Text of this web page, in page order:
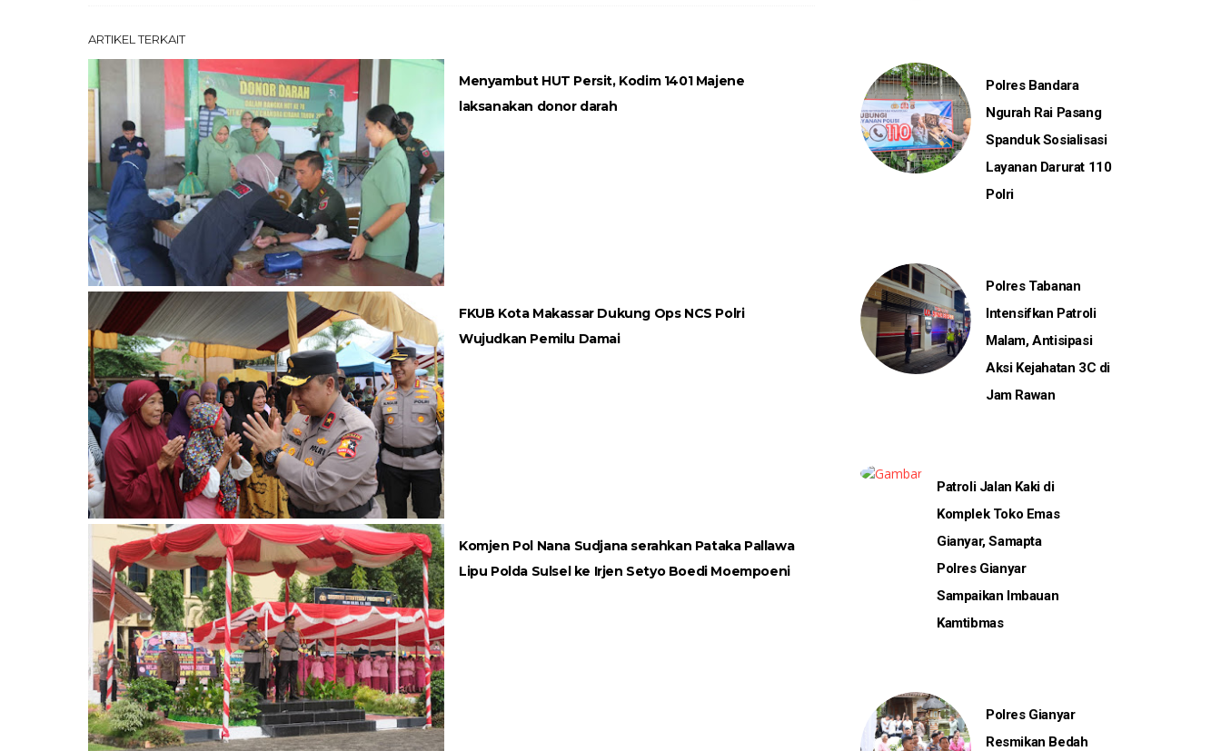
ARTIKEL TERKAIT
Menyambut HUT Persit, Kodim 1401 Majene
laksanakan donor darah
FKUB Kota Makassar Dukung Ops NCS Polri
Wujudkan Pemilu Damai
Komjen Pol Nana Sudjana serahkan Pataka Pallawa
Lipu Polda Sulsel ke Irjen Setyo Boedi Moempoeni
Polres Bandara
Ngurah Rai Pasang
Spanduk Sosialisasi
Layanan Darurat 110
Polri
Polres Tabanan
Intensifkan Patroli
Malam, Antisipasi
Aksi Kejahatan 3C di
Jam Rawan
Patroli Jalan Kaki di
Komplek Toko Emas
Gianyar, Samapta
Polres Gianyar
Sampaikan Imbauan
Kamtibmas
Polres Gianyar
Resmikan Bedah